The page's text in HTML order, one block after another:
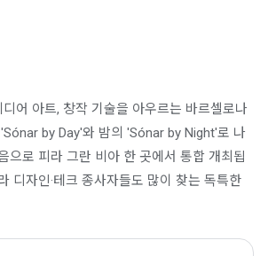
어 아트, 창작 기술을 아우르는 바르셀로나
by Day'와 밤의 'Sónar by Night'로 나
으로 피라 그란 비아 한 곳에서 통합 개최됩
디자인·테크 종사자들도 많이 찾는 독특한